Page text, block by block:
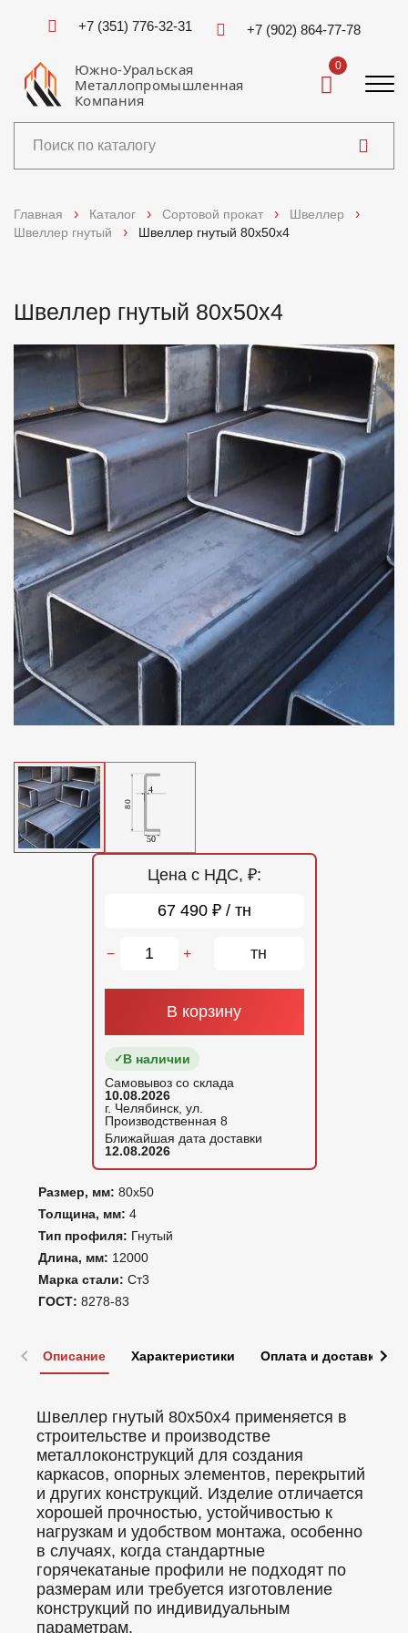
+7 (351) 776-32-31 +7 (902) 864-77-78
Южно-Уральская
Металлопромышленная
Компания
0
О компании
Отзывы
Контакты
Главная Каталог Сортовой прокат
Швеллер
Швеллер гнутый
Швеллер гнутый 80х50х4
Швеллер гнутый 80х50х4
Размер, мм: 80x50
Толщина, мм: 4
Тип профиля: Гнутый
Длина, мм: 12000
Марка стали: Ст3
ГОСТ: 8278-83
Цена с НДС, ₽:
67 490 ₽ / тн
− + тн
В корзину
В наличии
Самовывоз со склада
10.08.2026
г. Челябинск, ул.
Производственная 8
Ближайшая дата доставки
12.08.2026
Описание Характеристики Оплата и доставка
Швеллер гнутый 80х50х4 применяется в
строительстве и производстве
металлоконструкций для создания
каркасов, опорных элементов, перекрытий
и других конструкций. Изделие отличается
хорошей прочностью, устойчивостью к
нагрузкам и удобством монтажа, особенно
в случаях, когда стандартные
горячекатаные профили не подходят по
размерам или требуется изготовление
конструкций по индивидуальным
параметрам.